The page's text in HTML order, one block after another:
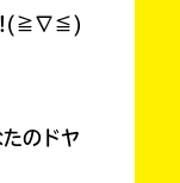
ね!(≧∇≦)
のドヤ